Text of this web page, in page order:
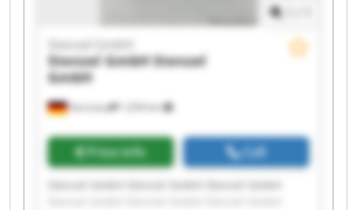
Germany 1,034 km
Stenzel GmbH
Stenzel GmbHStenzel
GmbH
Price info Call